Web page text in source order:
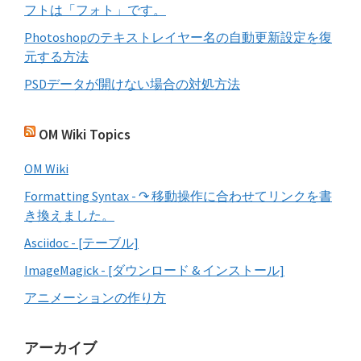
フトは「フォト」です。
Photoshopのテキストレイヤー名の自動更新設定を復
元する方法
PSDデータが開けない場合の対処方法
OM Wiki Topics
OM Wiki
Formatting Syntax - ↷ 移動操作に合わせてリンクを書
き換えました。
Asciidoc - [テーブル]
ImageMagick - [ダウンロード & インストール]
アニメーションの作り方
アーカイブ